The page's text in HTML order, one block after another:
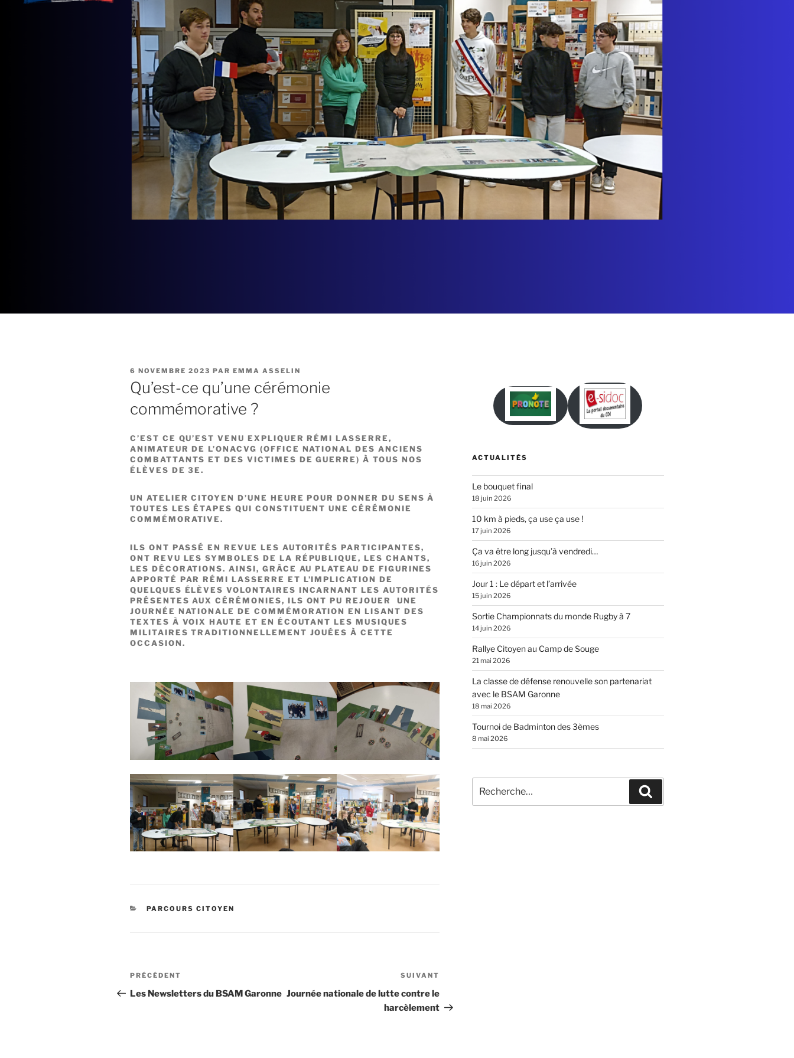
PUBLIÉ
LE
6 NOVEMBRE 2023 PAR EMMA ASSELIN
Qu’est-ce qu’une cérémonie
commémorative ?
C’EST CE QU’EST VENU EXPLIQUER RÉMI LASSERRE,
ANIMATEUR DE L’ONACVG (OFFICE NATIONAL DES ANCIENS
COMBATTANTS ET DES VICTIMES DE GUERRE) À TOUS NOS
ÉLÈVES DE 3E.
UN ATELIER CITOYEN D’UNE HEURE POUR DONNER DU SENS À
TOUTES LES ÉTAPES QUI CONSTITUENT UNE CÉRÉMONIE
COMMÉMORATIVE.
ILS ONT PASSÉ EN REVUE LES AUTORITÉS PARTICIPANTES,
ONT REVU LES SYMBOLES DE LA RÉPUBLIQUE, LES CHANTS,
LES DÉCORATIONS. AINSI, GRÂCE AU PLATEAU DE FIGURINES
APPORTÉ PAR RÉMI LASSERRE ET L’IMPLICATION DE
QUELQUES ÉLÈVES VOLONTAIRES INCARNANT LES AUTORITÉS
PRÉSENTES AUX CÉRÉMONIES, ILS ONT PU REJOUER UNE
JOURNÉE NATIONALE DE COMMÉMORATION EN LISANT DES
TEXTES À VOIX HAUTE ET EN ÉCOUTANT LES MUSIQUES
MILITAIRES TRADITIONNELLEMENT JOUÉES À CETTE
OCCASION.
CATÉGORIES
PARCOURS CITOYEN
Navigation
de
Article
précédent
PRÉCÉDENT
Les Newsletters du BSAM Garonne
suivant
SUIVANT
Journée nationale de lutte contre le
harcèlement
ACTUALITÉS
Le bouquet final
18 juin 2026
10 km à pieds, ça use ça use !
17 juin 2026
Ça va être long jusqu’à vendredi…
16 juin 2026
Jour 1 : Le départ et l’arrivée
15 juin 2026
Sortie Championnats du monde Rugby à 7
14 juin 2026
Rallye Citoyen au Camp de Souge
21 mai 2026
La classe de défense renouvelle son partenariat
avec le BSAM Garonne
18 mai 2026
Tournoi de Badminton des 3èmes
8 mai 2026
pour
: